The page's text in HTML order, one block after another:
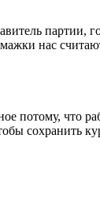
партии,
нас
потому, что
сохранить